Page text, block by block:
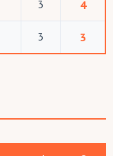
3 4
3 3